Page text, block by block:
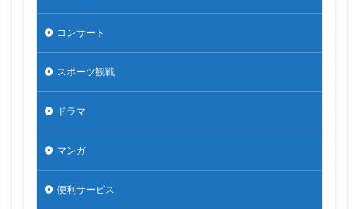
コンサート
スポーツ観戦
ドラマ
マンガ
便利サービス